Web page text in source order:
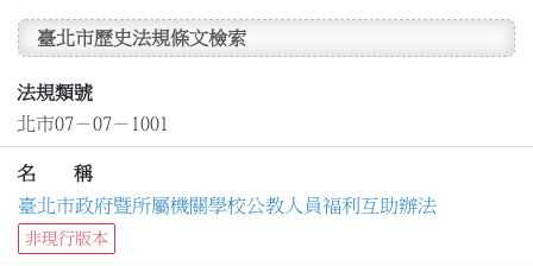
臺北市歷史法規條文檢索
法規類號
北市07－07－1001
名 稱
臺北市政府暨所屬機關學校公教人員福利互助辦法
非現行版本